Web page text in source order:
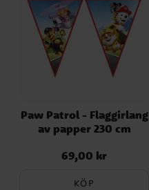
Paw Patrol - Flaggirlang
av papper 230 cm
Pris:69,00 kr
69,00 kr
KÖP